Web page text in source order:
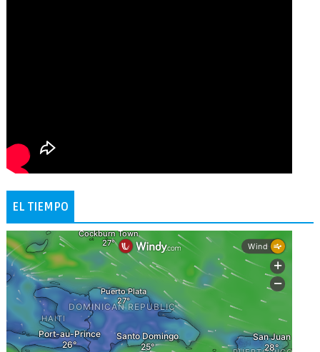
EL TIEMPO